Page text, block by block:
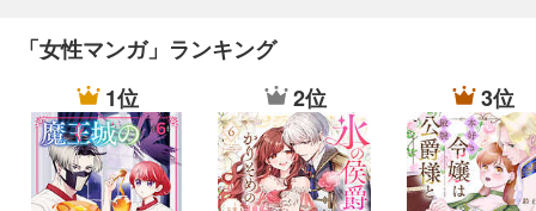
「女性マンガ」ランキング
1位
2位 3位